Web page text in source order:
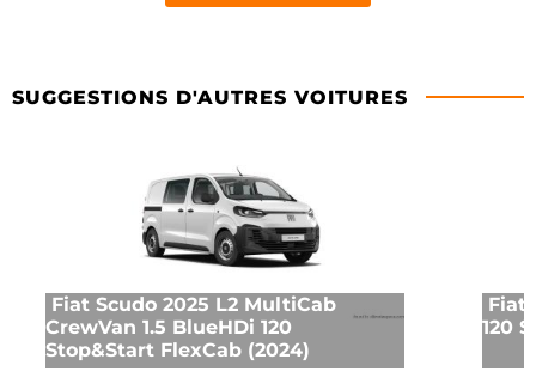
SUGGESTIONS D'AUTRES VOITURES
Fiat Scudo 2025 L2 MultiCab
CrewVan 1.5 BlueHDi 120
Stop&Start FlexCab (2024)
Fiat
120